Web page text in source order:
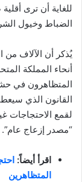
للغاية أن ترى
الضباط وخيول
يُذكر أن الآلاف
أنحاء المملكة
المتظاهرون في
القانون الذي
لقمع الاحتجاجات
“مصدر إزعاج عام”.
اقرأ أيضاً:
المتظاهرين